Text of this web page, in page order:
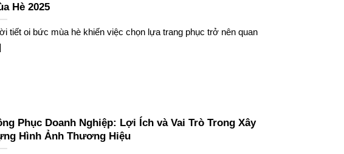
Hè 2025
tiết oi bức mùa hè khiến việc chọn lựa trang phục trở nên quan
Phục Doanh Nghiệp: Lợi Ích và Vai Trò Trong Xây
Hình Ảnh Thương Hiệu